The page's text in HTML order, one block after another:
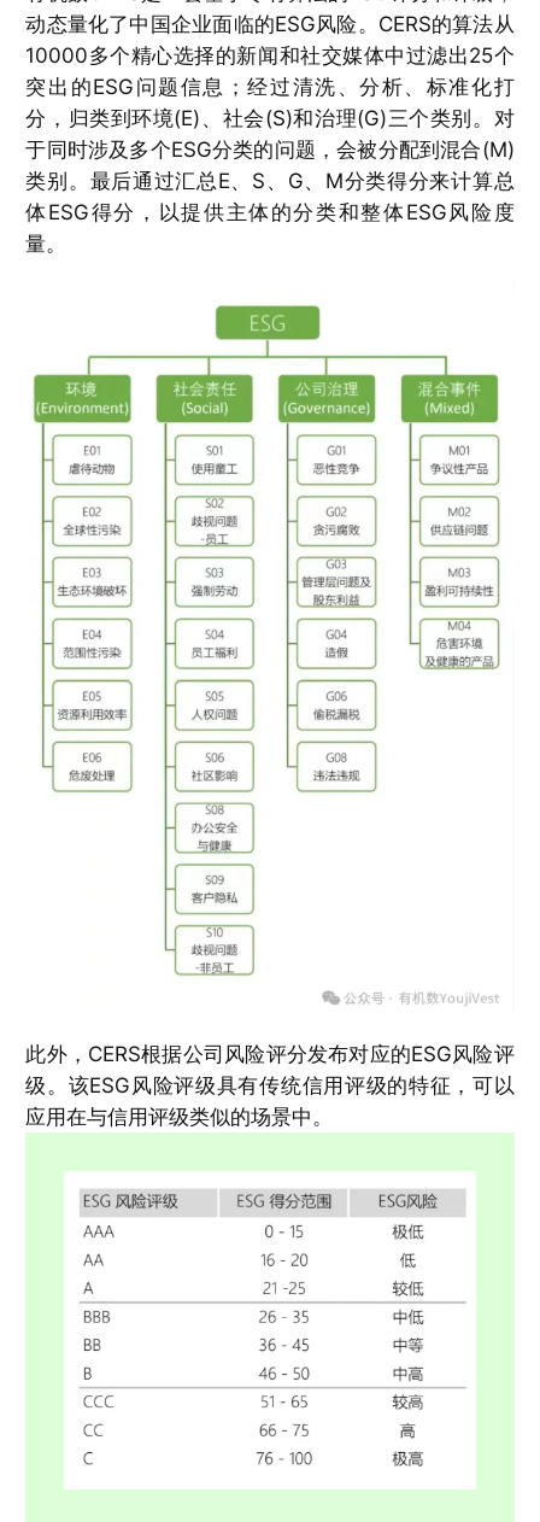
动态量化了中国企业面临的ESG风险。CERS的算法从
10000多个精心选择的新闻和社交媒体中过滤出25个
突出的ESG问题信息；经过清洗、分析、标准化打
分，归类到环境(E)、社会(S)和治理(G)三个类别。对
于同时涉及多个ESG分类的问题，会被分配到混合(M)
类别。最后通过汇总E、S、G、M分类得分来计算总
体ESG得分，以提供主体的分类和整体ESG风险度
量。
此外，CERS根据公司风险评分发布对应的ESG风险评
级。该ESG风险评级具有传统信用评级的特征，可以
应用在与信用评级类似的场景中。